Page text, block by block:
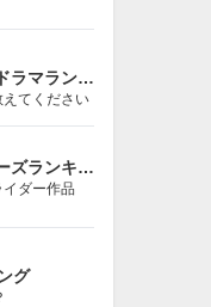
平成の名作テレビドラマランキング
てください
平成ライダーシリーズランキング
ダー作品
グ